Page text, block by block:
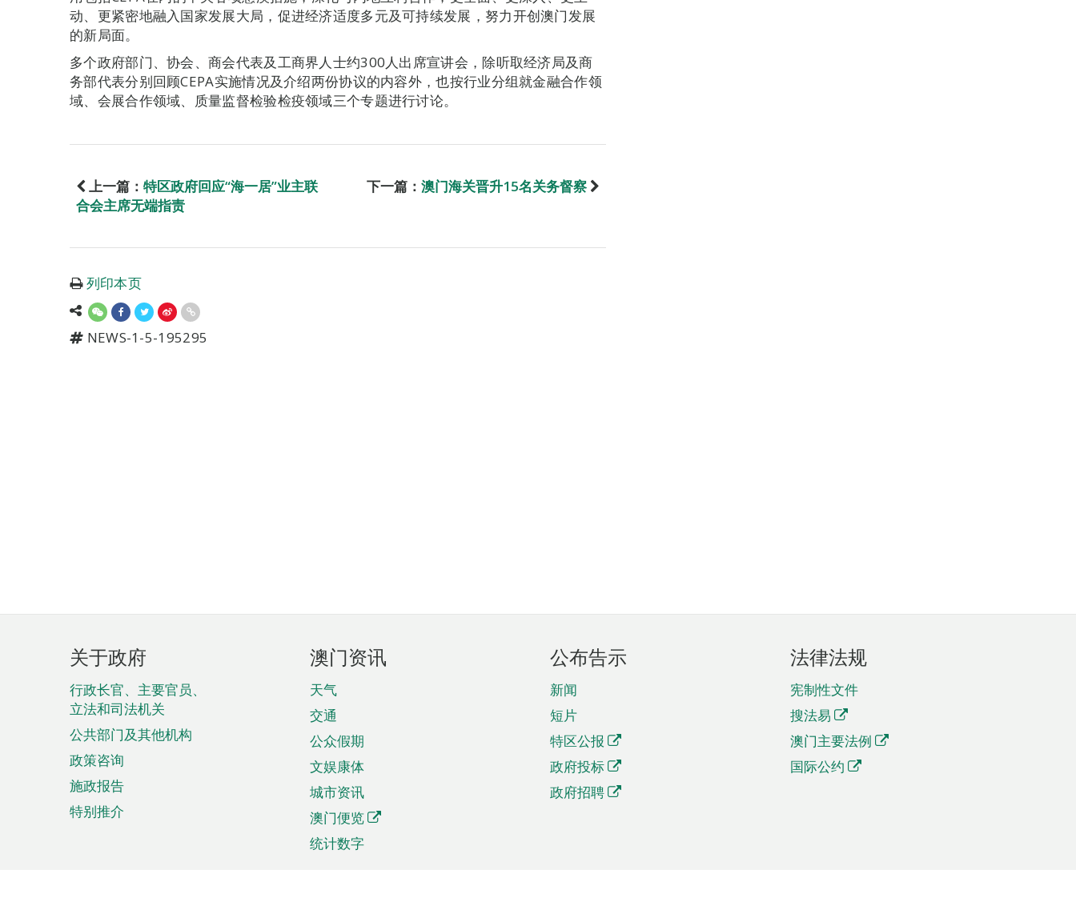
动、更紧密地融入国家发展大局，促进经济适度多元及可持续发展，努力开创澳门发展
的新局面。
多个政府部门、协会、商会代表及工商界人士约300人出席宣讲会，除听取经济局及商
务部代表分别回顾CEPA实施情况及介绍两份协议的内容外，也按行业分组就金融合作领
域、会展合作领域、质量监督检验检疫领域三个专题进行讨论。
上一篇： 特区政府回应“海一居”业主联
合会主席无端指责
下一篇： 澳门海关晋升15名关务督察
列印本页
NEWS-1-5-195295
页
脚
菜
单
关于政府
行政长官、主要官员、
立法和司法机关
公共部门及其他机构
政策咨询
施政报告
特别推介
澳门资讯
天气
交通
公众假期
文娱康体
城市资讯
澳门便览
统计数字
公布告示
新闻
短片
特区公报
政府投标
政府招聘
法律法规
宪制性文件
搜法易
澳门主要法例
国际公约